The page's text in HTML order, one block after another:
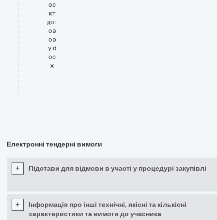
ое
кт
дог
ов
ор
у.d
oc
x
Електронні тендерні вимоги
+ Підстави для відмови в участі у процедурі закупівлі
+
Інформація про інші технічні, якісні та кількісні
характеристики та вимоги до учасника